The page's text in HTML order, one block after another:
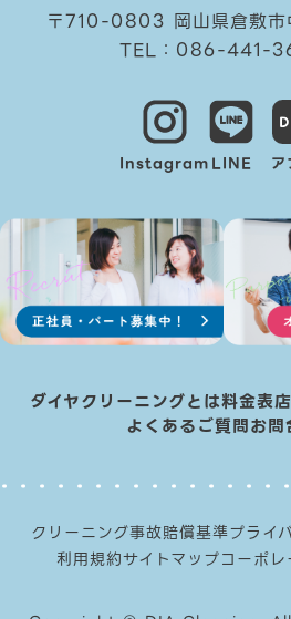
〒710-0803 岡山県倉敷
TEL：086-441-
InstagramLINE ア
ダイヤクリーニングとは料金表
よくあるご質問お問
クリーニング事故賠償基準プライ
利用規約サイトマップコーポ